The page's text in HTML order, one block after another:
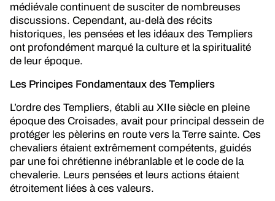
médiévale continuent de susciter de nombreuses
discussions. Cependant, au-delà des récits
historiques, les pensées et les idéaux des Templiers
ont profondément marqué la culture et la spiritualité
de leur époque.
Les Principes Fondamentaux des Templiers
L’ordre des Templiers, établi au XIIe siècle en pleine
époque des Croisades, avait pour principal dessein de
protéger les pèlerins en route vers la Terre sainte. Ces
chevaliers étaient extrêmement compétents, guidés
par une foi chrétienne inébranlable et le code de la
chevalerie. Leurs pensées et leurs actions étaient
étroitement liées à ces valeurs.